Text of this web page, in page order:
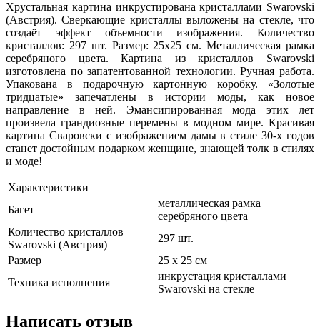
Хрустальная картина инкрустирована кристаллами Swarovski
(Австрия). Сверкающие кристаллы выложены на стекле, что
создаёт эффект объемности изображения. Количество
кристаллов: 297 шт. Размер: 25х25 см. Металлическая рамка
серебряного цвета. Картина из кристаллов Swarovski
изготовлена по запатентованной технологии. Ручная работа.
Упакована в подарочную картонную коробку. «Золотые
тридцатые» запечатлены в истории моды, как новое
направление в ней. Эмансипированная мода этих лет
произвела грандиозные перемены в модном мире. Красивая
картина Сваровски с изображением дамы в стиле 30-х годов
станет достойным подарком женщине, знающей толк в стилях
и моде!
Характеристики
Багет
металлическая рамка
серебряного цвета
Количество кристаллов
Swarovski (Австрия)
297 шт.
Размер
25 х 25 см
Техника исполнения
инкрустация кристаллами
Swarovski на стекле
Написать отзыв